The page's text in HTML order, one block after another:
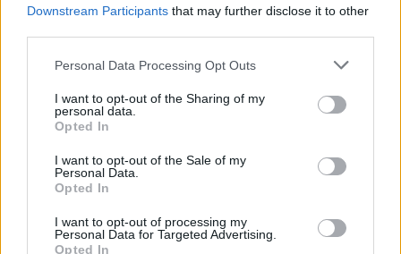
Downstream Participants that may further disclose it to other
Personal Data Processing Opt Outs
I want to opt-out of the Sharing of my
personal data.
Opted In
I want to opt-out of the Sale of my
Personal Data.
Opted In
I want to opt-out of processing my
Personal Data for Targeted Advertising.
Opted In
περισσότερες θέσεις στη λίστα με τις υψηλότερες
καταγραφές της ημέρας.